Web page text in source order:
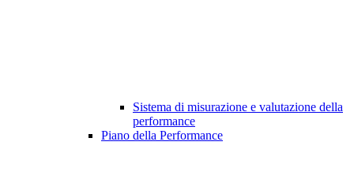
Sistema di misurazione e valutazione della
performance
Piano della Performance